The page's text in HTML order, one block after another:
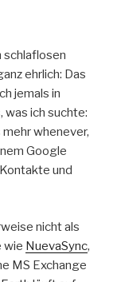
schlaflosen
ehrlich: Das
jemals in
was ich suchte:
whenever,
Google
und
nicht als
wie NuevaSync,
MS Exchange